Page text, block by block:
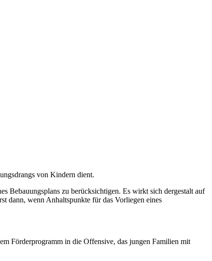
von Kindern dient.
Bebauungsplans zu berücksichtigen. Es wirkt sich dergestalt auf
dann, wenn Anhaltspunkte für das Vorliegen eines
Förderprogramm in die Offensive, das jungen Familien mit